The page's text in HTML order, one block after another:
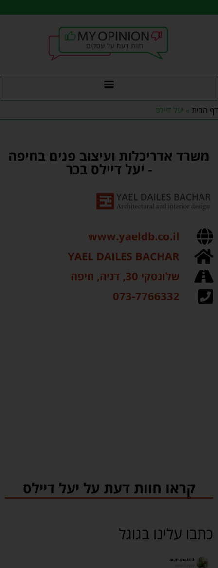
דף הבית » יעל דיילס
משרד אדריכלות ועיצוב פנים בחיפה
- יעל דיילס בכר
www.yaeldb.co.il
YAEL DAILES BACHAR
שלונסקי 30, דניה, חיפה
073-7766332
קראו חוות דעת על יעל דיילס
כתבו עלינו בגוגל